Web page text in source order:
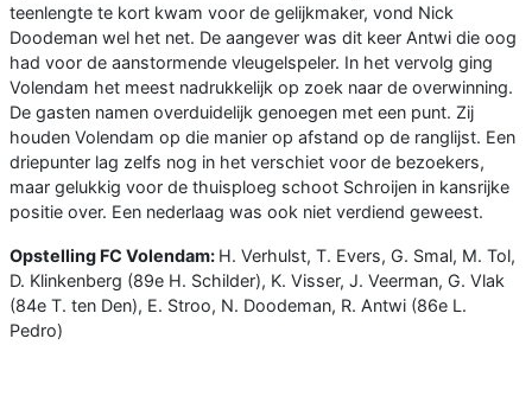
teenlengte te kort kwam voor de gelijkmaker, vond Nick
Doodeman wel het net. De aangever was dit keer Antwi die oog
had voor de aanstormende vleugelspeler. In het vervolg ging
Volendam het meest nadrukkelijk op zoek naar de overwinning.
De gasten namen overduidelijk genoegen met een punt. Zij
houden Volendam op die manier op afstand op de ranglijst. Een
driepunter lag zelfs nog in het verschiet voor de bezoekers,
maar gelukkig voor de thuisploeg schoot Schroijen in kansrijke
positie over. Een nederlaag was ook niet verdiend geweest.
Opstelling FC Volendam: H. Verhulst, T. Evers, G. Smal, M. Tol,
D. Klinkenberg (89e H. Schilder), K. Visser, J. Veerman, G. Vlak
(84e T. ten Den), E. Stroo, N. Doodeman, R. Antwi (86e L.
Pedro)